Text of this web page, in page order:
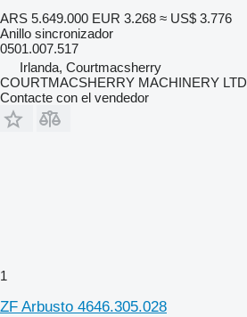
ARS 5.649.000 EUR 3.268 ≈ US$ 3.776
Anillo sincronizador
0501.007.517
Irlanda, Courtmacsherry
COURTMACSHERRY MACHINERY LTD
Contacte con el vendedor
1
ZF Arbusto 4646.305.028